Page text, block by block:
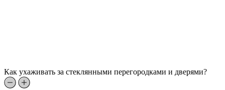
Как ухаживать за стеклянными перегородками и дверями?